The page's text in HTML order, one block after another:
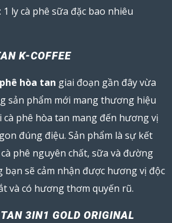
1 ly cà phê sữa đặc bao nhiêu
K-COFFEE
hòa tan giai đoạn gần đây vừa
sản phẩm mới mang thương hiệu
cà phê hòa tan mang đến hương vị
đúng điệu. Sản phẩm là sự kết
phê nguyên chất, sữa và đường
bạn sẽ cảm nhận được hương vị độc
và có hương thơm quyến rũ.
3IN1 GOLD ORIGINAL